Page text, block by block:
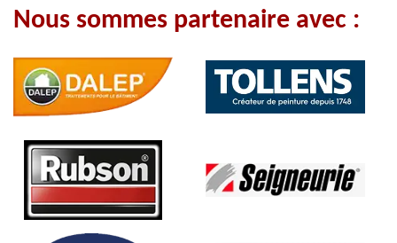
Nous sommes partenaire avec :